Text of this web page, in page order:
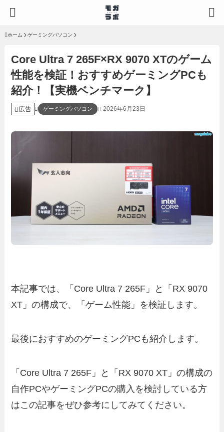
ホーム ゲーミングパソコン
Core Ultra 7 265F×RX 9070 XTのゲーム
性能を検証！おすすめゲーミングPCも
紹介！【実機ベンチマーク】
広告 ゲーミングパソコン 2026年6月23日
本記事では、「Core Ultra 7 265F」と「RX 9070
XT」の構成で、「ゲーム性能」を検証します。
最後におすすめのゲーミングPCも紹介します。
「Core Ultra 7 265F」と「RX 9070 XT」の構成の
自作PCやゲーミングPCの購入を検討している方
はこの記事をぜひ参考にしてみてください。